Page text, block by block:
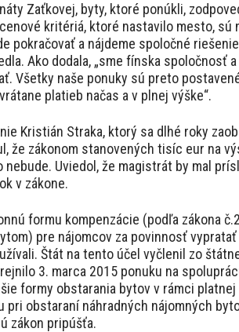
Zaťkovej, byty, ktoré ponúkli,
kritériá, ktoré nastavilo mesto, sú
pokračovať a nájdeme spoločné
Ako dodala, „sme fínska spoločnosť
Všetky naše ponuky sú preto
platieb načas a v plnej výške“.
Kristián Straka, ktorý sa dlhé roky
že zákonom stanovených tisíc eur na
Uviedol, že magistrát by mal
v zákone.
formu kompenzácie (podľa zákona
pre nájomcov za povinnosť
Štát na tento účel vyčlenil zo
3. marca 2015 ponuku na
formy obstarania bytov v rámci
obstaraní náhradných nájomných
zákon pripúšťa.